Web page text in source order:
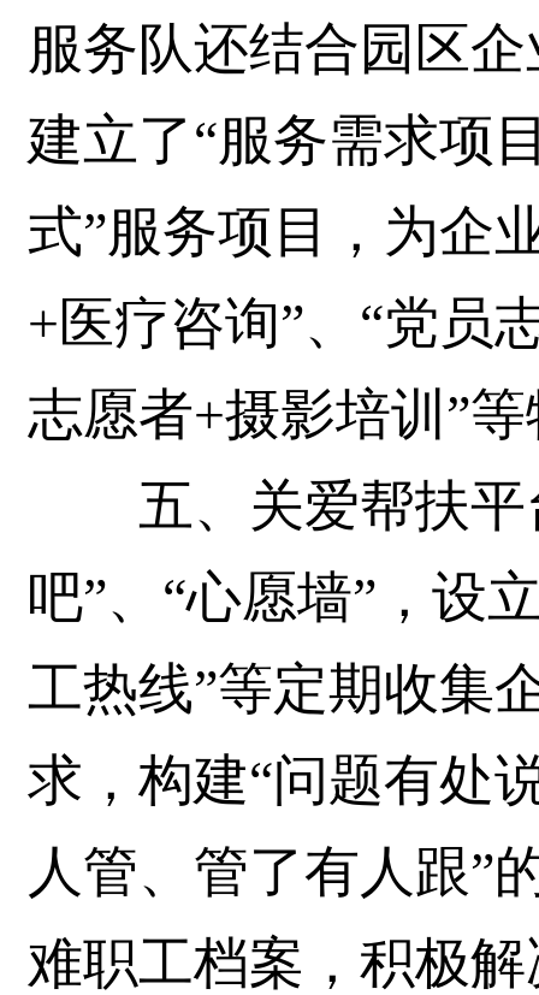
服务队还结合园区
建立了“服务需求项
式”服务项目，为企
+医疗咨询”、“党员
志愿者+摄影培训”
五、关爱帮扶平
吧”、“心愿墙”，设
工热线”等定期收集
求，构建“问题有处
人管、管了有人跟”
难职工档案，积极